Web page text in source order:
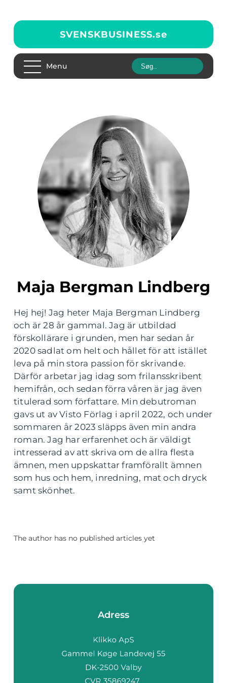
SVENSKBUSINESS.se
Menu
Maja Bergman Lindberg
Hej hej! Jag heter Maja Bergman Lindberg
och är 28 år gammal. Jag är utbildad
förskollärare i grunden, men har sedan år
2020 sadlat om helt och hållet för att istället
leva på min stora passion för skrivande.
Därför arbetar jag idag som frilansskribent
hemifrån, och sedan förra våren är jag även
titulerad som författare. Min debutroman
gavs ut av Visto Förlag i april 2022, och under
sommaren år 2023 släpps även min andra
roman. Jag har erfarenhet och är väldigt
intresserad av att skriva om de allra flesta
ämnen, men uppskattar framförallt ämnen
som hus och hem, inredning, mat och dryck
samt skönhet.
The author has no published articles yet
Adress